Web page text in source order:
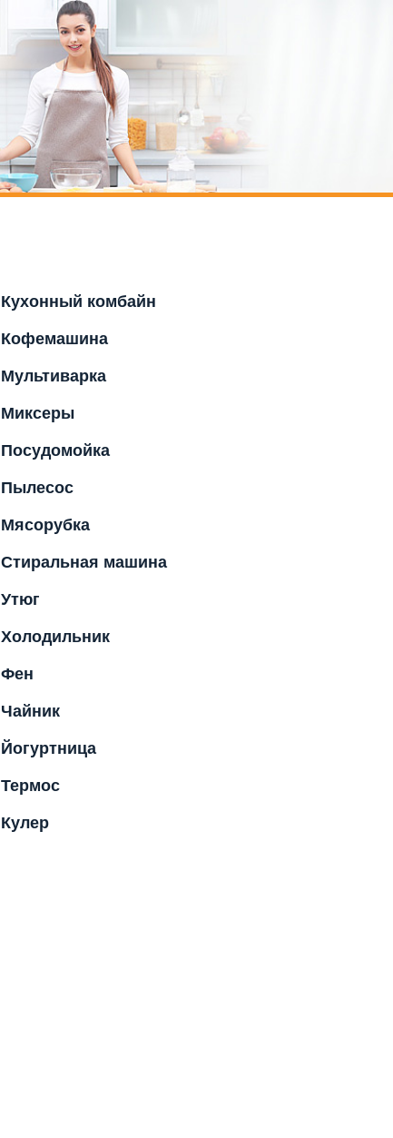
Кухонный комбайн
Кофемашина
Мультиварка
Миксеры
Посудомойка
Пылесос
Мясорубка
Стиральная машина
Утюг
Холодильник
Фен
Чайник
Йогуртница
Термос
Кулер